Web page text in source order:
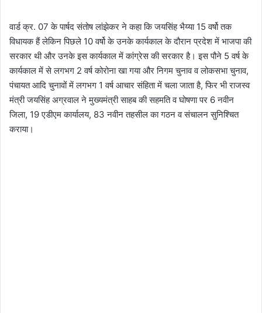
वार्ड क्र. 07 के पार्षद संतोष लांझेकर ने कहा कि जयसिंह भैय्या 15 वर्षो तक
विधायक हैं लेकिन पिछले 10 वर्षो के उनके कार्यकाल के दौरान प्रदेश में भाजपा की
सरकार थी और उनके इस कार्यकाल में कांग्रेस की सरकार है। इस पौने 5 वर्ष के
कार्यकाल में से लगभग 2 वर्ष कोरोना खा गया और निगम चुनाव व लोकसभा चुनाव,
पंचायत आदि चुनावों में लगभग 1 वर्ष आचार संहिता में चला जाता है, फिर भी राजस्व
मंत्री जयसिंह अग्रवाल ने मुख्यमंत्री साहब की सहमति व घोषणा पर 6 नवीन
जिला, 19 एडीएम कार्यालय, 83 नवीन तहसील का गठन व संचालन सुनिश्चित
कराया।